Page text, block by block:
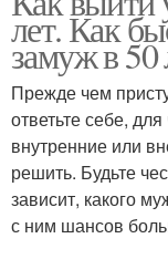
лет. Как
замуж в 50
Прежде чем
ответьте себе,
внутренние или
решить. Будьте
зависит, какого
с ним шансов